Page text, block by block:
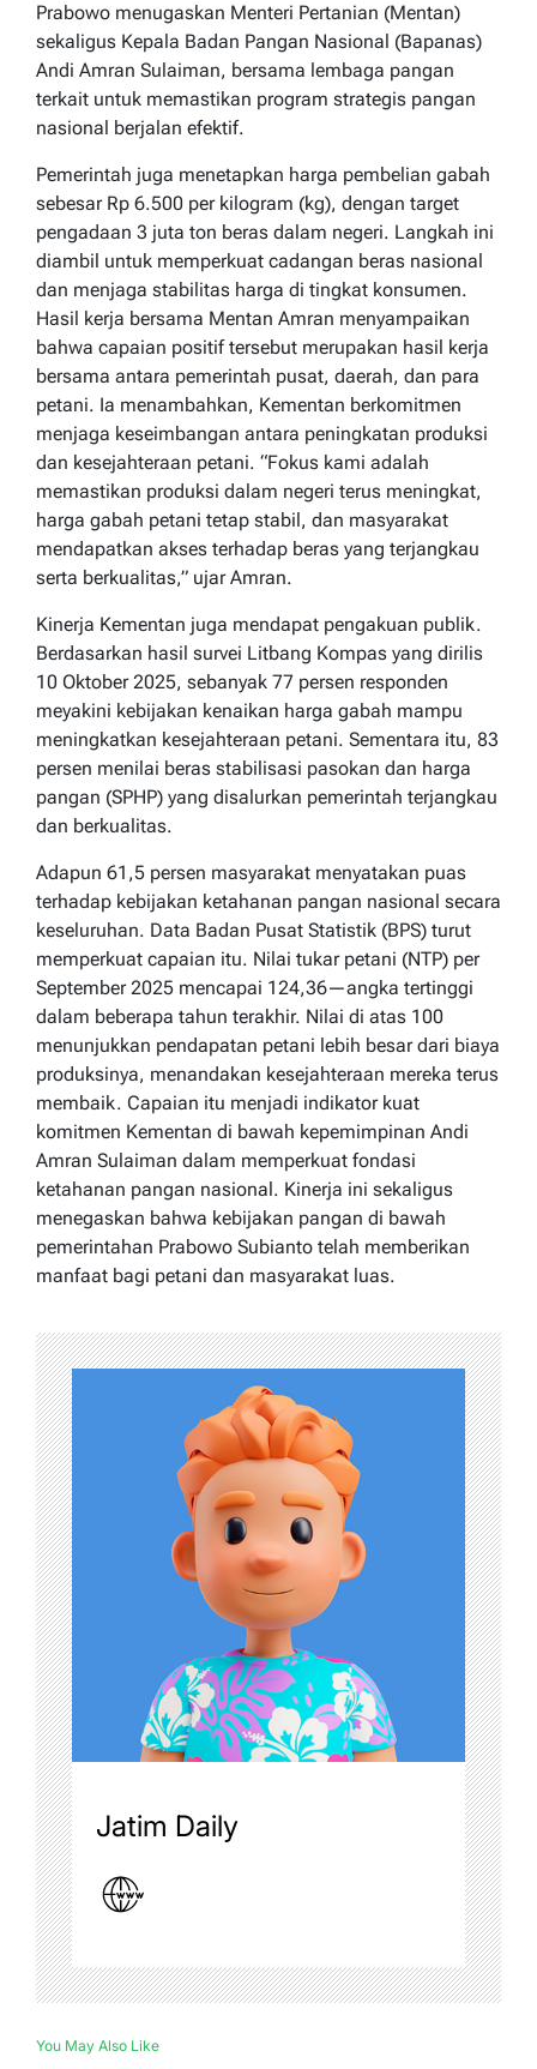
Prabowo menugaskan Menteri Pertanian (Mentan)
sekaligus Kepala Badan Pangan Nasional (Bapanas)
Andi Amran Sulaiman, bersama lembaga pangan
terkait untuk memastikan program strategis pangan
nasional berjalan efektif.
Pemerintah juga menetapkan harga pembelian gabah
sebesar Rp 6.500 per kilogram (kg), dengan target
pengadaan 3 juta ton beras dalam negeri. Langkah ini
diambil untuk memperkuat cadangan beras nasional
dan menjaga stabilitas harga di tingkat konsumen.
Hasil kerja bersama Mentan Amran menyampaikan
bahwa capaian positif tersebut merupakan hasil kerja
bersama antara pemerintah pusat, daerah, dan para
petani. Ia menambahkan, Kementan berkomitmen
menjaga keseimbangan antara peningkatan produksi
dan kesejahteraan petani. “Fokus kami adalah
memastikan produksi dalam negeri terus meningkat,
harga gabah petani tetap stabil, dan masyarakat
mendapatkan akses terhadap beras yang terjangkau
serta berkualitas,” ujar Amran.
Kinerja Kementan juga mendapat pengakuan publik.
Berdasarkan hasil survei Litbang Kompas yang dirilis
10 Oktober 2025, sebanyak 77 persen responden
meyakini kebijakan kenaikan harga gabah mampu
meningkatkan kesejahteraan petani. Sementara itu, 83
persen menilai beras stabilisasi pasokan dan harga
pangan (SPHP) yang disalurkan pemerintah terjangkau
dan berkualitas.
Adapun 61,5 persen masyarakat menyatakan puas
terhadap kebijakan ketahanan pangan nasional secara
keseluruhan. Data Badan Pusat Statistik (BPS) turut
memperkuat capaian itu. Nilai tukar petani (NTP) per
September 2025 mencapai 124,36—angka tertinggi
dalam beberapa tahun terakhir. Nilai di atas 100
menunjukkan pendapatan petani lebih besar dari biaya
produksinya, menandakan kesejahteraan mereka terus
membaik. Capaian itu menjadi indikator kuat
komitmen Kementan di bawah kepemimpinan Andi
Amran Sulaiman dalam memperkuat fondasi
ketahanan pangan nasional. Kinerja ini sekaligus
menegaskan bahwa kebijakan pangan di bawah
pemerintahan Prabowo Subianto telah memberikan
manfaat bagi petani dan masyarakat luas.
Jatim Daily
You May Also Like